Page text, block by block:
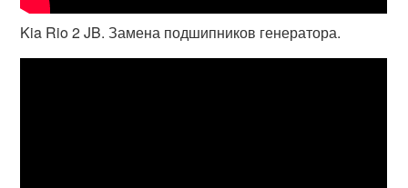
Kia Rio 2 JB. Замена подшипников генератора.